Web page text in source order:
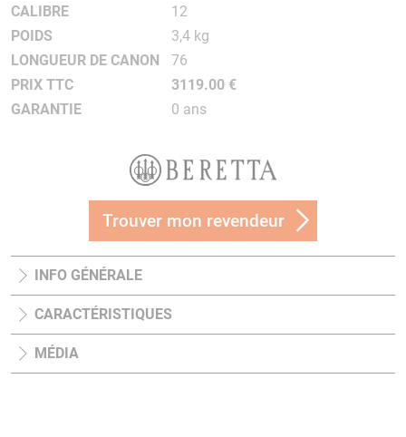
CALIBRE
12
POIDS
3,4 kg
LONGUEUR DE CANON
76
PRIX TTC
3119.00 €
GARANTIE
0 ans
Trouver mon revendeur
INFO GÉNÉRALE
CARACTÉRISTIQUES
MÉDIA